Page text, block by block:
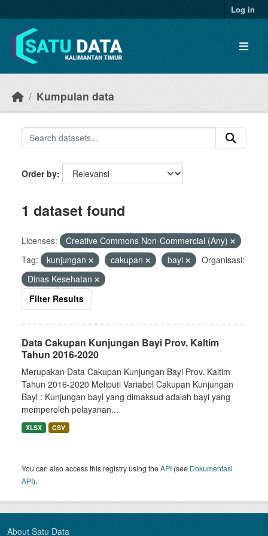
Log in
Kumpulan data
Order by
1 dataset found
Licenses:
Creative Commons Non-Commercial (Any)
Tag:
kunjungan cakupan bayi
Organisasi:
Dinas Kesehatan
Filter Results
Data Cakupan Kunjungan Bayi Prov. Kaltim
Tahun 2016-2020
Merupakan Data Cakupan Kunjungan Bayi Prov. Kaltim
Tahun 2016-2020 Meliputi Variabel Cakupan Kunjungan
Bayi : Kunjungan bayi yang dimaksud adalah bayi yang
memperoleh pelayanan...
XLSX CSV
You can also access this registry using theAPI (see Dokumentasi
API).
About Satu Data